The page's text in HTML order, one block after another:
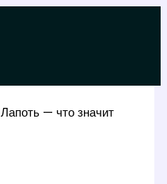
Лапоть — что значит